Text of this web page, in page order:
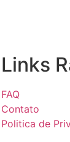
Links
FAQ
Contato
Politica de